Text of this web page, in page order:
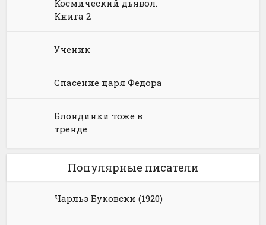
Космический дьявол.
Книга 2
Ученик
Спасение царя Федора
Блондинки тоже в
тренде
Популярные писатели
Чарльз Буковски (1920)